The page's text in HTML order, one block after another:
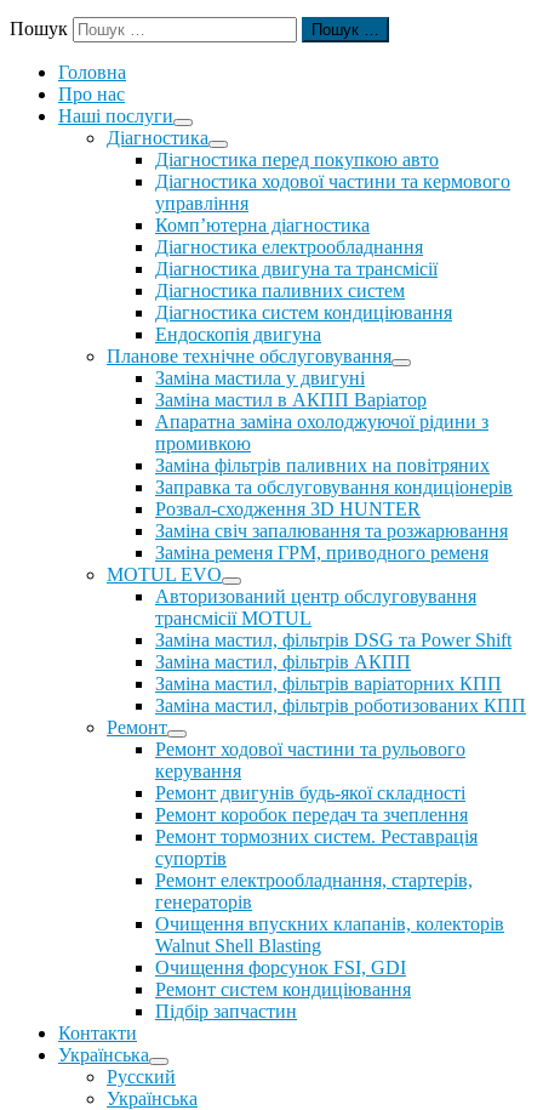
Пошук Пошук …
Головна
Про нас
Наші послуги
Діагностика
Діагностика перед покупкою авто
Діагностика ходової частини та кермового
управління
Комп’ютерна діагностика
Діагностика електрообладнання
Діагностика двигуна та трансмісії
Діагностика паливних систем
Діагностика систем кондиціювання
Ендоскопія двигуна
Планове технічне обслуговування
Заміна мастила у двигуні
Заміна мастил в АКПП Варіатор
Апаратна заміна охолоджуючої рідини з
промивкою
Заміна фільтрів паливних на повітряних
Заправка та обслуговування кондиціонерів
Розвал-сходження 3D HUNTER
Заміна свіч запалювання та розжарювання
Заміна ременя ГРМ, приводного ременя
MOTUL EVO
Авторизований центр обслуговування
трансмісії MOTUL
Заміна мастил, фільтрів DSG та Power Shift
Заміна мастил, фільтрів АКПП
Заміна мастил, фільтрів варіаторних КПП
Заміна мастил, фільтрів роботизованих КПП
Ремонт
Ремонт ходової частини та рульового
керування
Ремонт двигунів будь-якої складності
Ремонт коробок передач та зчеплення
Ремонт тормозних систем. Реставрація
супортів
Ремонт електрообладнання, стартерів,
генераторів
Очищення впускних клапанів, колекторів
Walnut Shell Blasting
Очищення форсунок FSI, GDI
Ремонт систем кондиціювання
Підбір запчастин
Контакти
Українська
Русский
Українська